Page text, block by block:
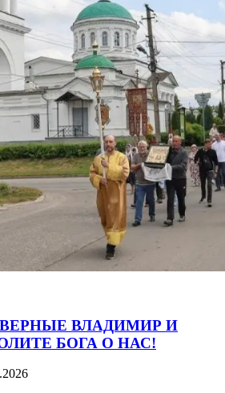
ВЛАДИМИР И
БОГА О НАС!